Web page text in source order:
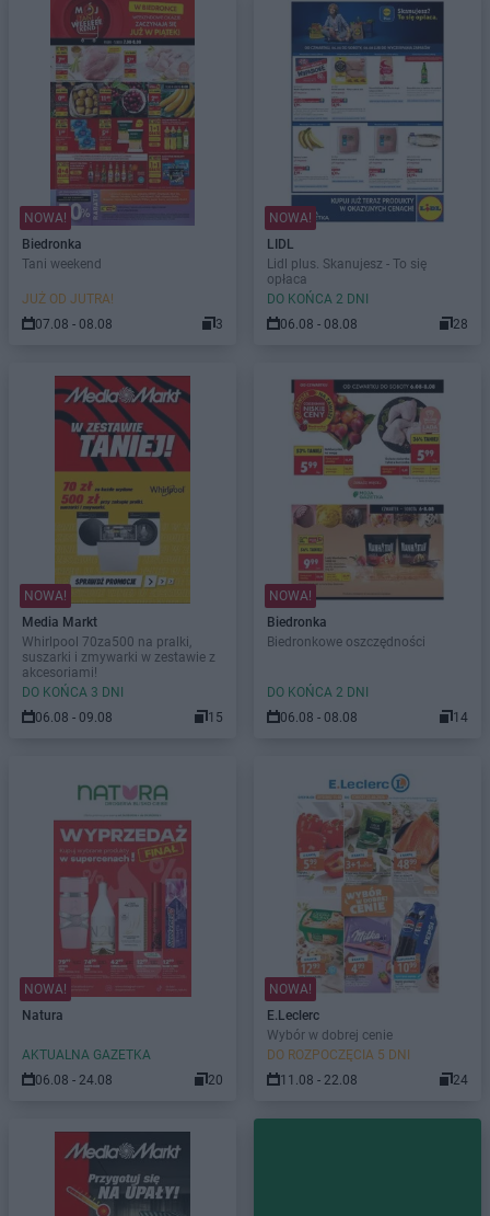
NOWA!
Biedronka
Tani weekend
JUŻ OD JUTRA!
07.08 - 08.08
3
NOWA!
LIDL
Lidl plus. Skanujesz - To się
opłaca
DO KOŃCA 2 DNI
06.08 - 08.08
28
NOWA!
Media Markt
Whirlpool 70za500 na pralki,
suszarki i zmywarki w zestawie z
akcesoriami!
DO KOŃCA 3 DNI
06.08 - 09.08
15
NOWA!
Biedronka
Biedronkowe oszczędności
DO KOŃCA 2 DNI
06.08 - 08.08
14
NOWA!
Natura
AKTUALNA GAZETKA
06.08 - 24.08
20
NOWA!
E.Leclerc
Wybór w dobrej cenie
DO ROZPOCZĘCIA 5 DNI
11.08 - 22.08
24